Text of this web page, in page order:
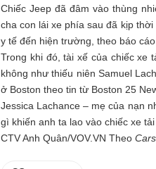
Chiếc Jeep đã đâm vào thùng
cha con lái xe phía sau đã kịp
y tế đến hiện trường, theo báo cáo
Trong khi đó, tài xế của chiếc xe
không như thiếu niên Samuel
ở Boston theo tin từ Boston 25
Jessica Lachance – mẹ của nạn
gì khiến anh ta lao vào chiếc xe
CTV Anh Quân/VOV.VN Theo